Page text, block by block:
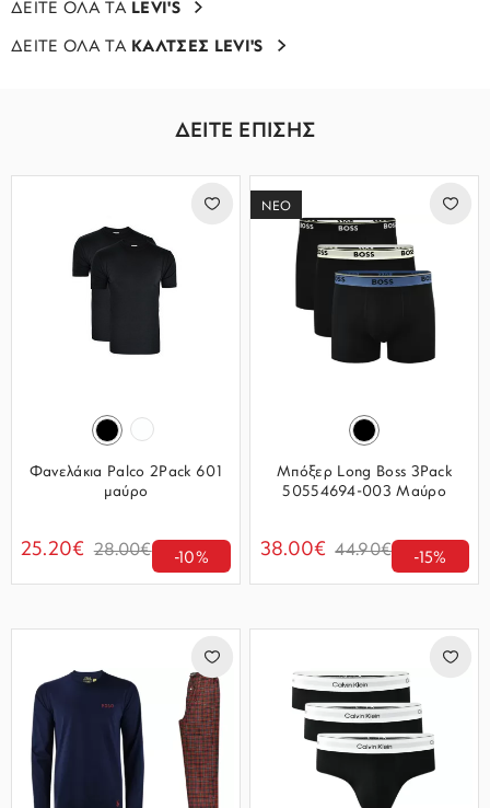
ΔΕΙΤΕ ΟΛΑ ΤΑ LEVI'S
ΔΕΙΤΕ ΟΛΑ ΤΑ ΚΑΛΤΣΕΣ LEVI'S
ΔΕΙΤΕ ΕΠΙΣΗΣ
Φανελάκια Palco 2Pack 601
μαύρο
25.20€ 28.00€ -10%
ΝΕΟ
Μπόξερ Long Boss 3Pack
50554694-003 Μαύρο
38.00€ 44.90€ -15%